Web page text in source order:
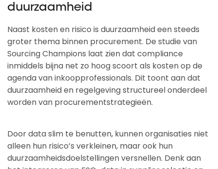
duurzaamheid
Naast kosten en risico is duurzaamheid een steeds
groter thema binnen procurement. De studie van
Sourcing Champions laat zien dat compliance
inmiddels bijna net zo hoog scoort als kosten op de
agenda van inkoopprofessionals. Dit toont aan dat
duurzaamheid en regelgeving structureel onderdeel
worden van procurementstrategieën.
Door data slim te benutten, kunnen organisaties niet
alleen hun risico’s verkleinen, maar ook hun
duurzaamheidsdoelstellingen versnellen. Denk aan